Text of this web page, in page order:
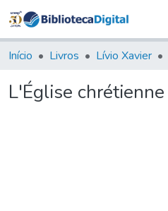
&
Início Livros Lívio Xavier
L'Église chrétienne